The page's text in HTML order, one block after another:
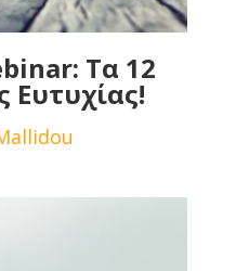
Τα 12
Ευτυχίας!